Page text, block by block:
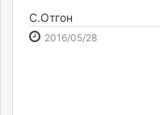
Gogo.mn
caak.mn
С.Отгон
2016/05/282016-
2026-